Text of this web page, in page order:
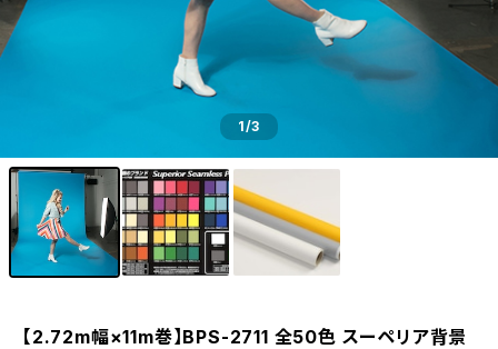
1/3
【2.72m幅×11m巻】BPS-2711 全50色 スーペリア背景